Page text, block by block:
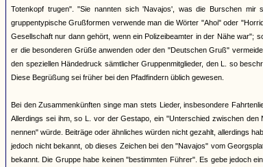
Totenkopf trugen". "Sie nannten sich 'Navajos', was die Burschen
gruppentypische Grußformen verwende man die Wörter "Ahoi" oder
Gesellschaft nur dann gehört, wenn ein Polizeibeamter in der Nähe war";
er die besonderen Grüße anwenden oder den "Deutschen Gruß"
den speziellen Händedruck sämtlicher Gruppenmitglieder, den L. so
Diese Begrüßung sei früher bei den Pfadfindern üblich gewesen.
Bei den Zusammenkünften singe man stets Lieder, insbesondere
Allerdings sei ihm, so L. vor der Gestapo, ein "Unterschied zwischen
nennen" würde. Beiträge oder ähnliches würden nicht gezahlt, allerdings
jedoch nicht bekannt, ob dieses Zeichen bei den "Navajos" vom
bekannt. Die Gruppe habe keinen "bestimmten Führer". Es gebe jedoch